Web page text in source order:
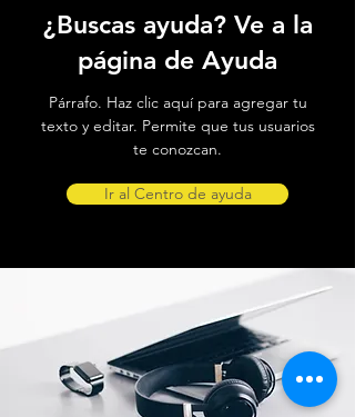
¿Buscas ayuda? Ve a la
página de Ayuda
Párrafo. Haz clic aquí para agregar tu
texto y editar. Permite que tus usuarios
te conozcan.
Ir al Centro de ayuda